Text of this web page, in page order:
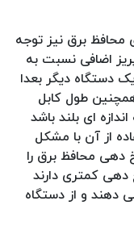
محافظ برق نیز توجه
اضافی نسبت به
دستگاه دیگر بعدا
طول کابل
ای بلند باشد
از آن با مشکل
دهی محافظ برق را
کمتری دارند
دهند و از دستگاه